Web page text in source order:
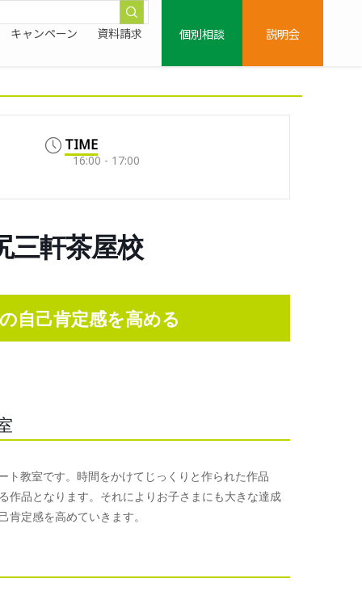
キャンペーン 資料請求
個別相談
説明会
TIME
16:00 - 17:00
三軒茶屋校
自己肯定感を高める
ト教室です。時間をかけてじっくりと作られた作品
作品となります。それによりお子さまにも大きな達成
定感を高めていきます。